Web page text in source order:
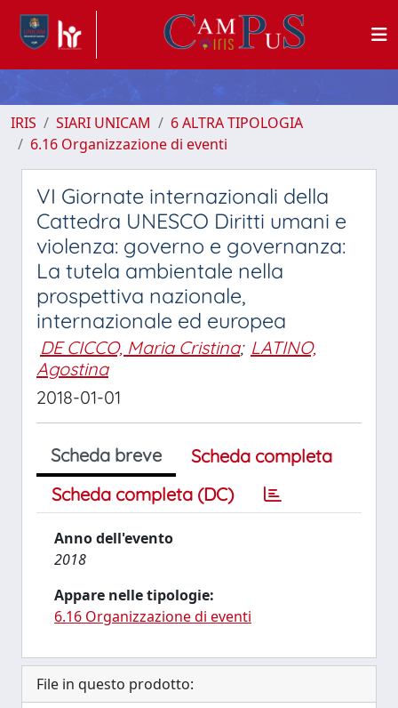
IRIS SIARI UNICAM
6 ALTRA TIPOLOGIA
6.16 Organizzazione di eventi
VI Giornate internazionali della
Cattedra UNESCO Diritti umani e
violenza: governo e governanza:
La tutela ambientale nella
prospettiva nazionale,
internazionale ed europea
DE CICCO, Maria Cristina; LATINO,
Agostina
2018-01-01
Scheda breve
Scheda completa
Scheda completa (DC)
Anno dell'evento
2018
Appare nelle tipologie:
6.16 Organizzazione di eventi
File in questo prodotto: